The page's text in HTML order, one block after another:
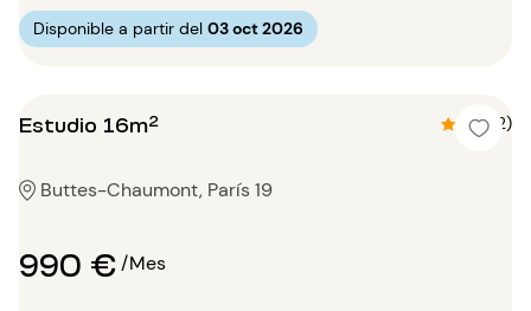
Disponible a partir del 03 oct 2026
Estudio 16m² 4.5 (2)
Buttes-Chaumont, París 19
990 €/Mes